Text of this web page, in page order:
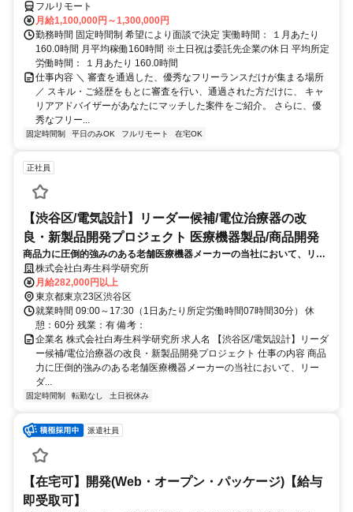
フルリモート
月給1,100,000円～1,300,000円
勤務時間 固定時間制 希望により面談で決定 実働時間： １月あたり
160.0時間 月平均稼働160時間 ※土日祝は委託先企業の休日 平均所定
労働時間： １月あたり 160.0時間
仕事内容 ＼ 審査を通過した、優秀なフリーランスだけが集まる場所
／ スキル・ご経歴をもとに審査を行い、通過された方だけに、 キャ
リアアドバイザーがあなたにマッチした案件をご紹介。 さらに、優
秀なフリー...
固定時間制 平日のみOK フルリモート 在宅OK
正社員
【渋谷区/電気設計】リーダー候補/電位治療器の改
良・新製品開発プロジェクト 医療機器製品/商品開発
商品力に圧倒的強みのある老舗医療機器メーカーの当社において、リー
ダー候補として自社が誇る製品「ヘルストロン」の改良だけでなく、ご
経験に応じて新たな製品の開発プロジェクトをお任せいたします。
株式会社白寿生科学研究所
月給282,000円以上
東京都東京23区渋谷区
就業時間 09:00～17:30（1日あたり所定労働時間07時間30分） 休
憩：60分 残業：有 備考：
企業名 株式会社白寿生科学研究所 求人名 【渋谷区/電気設計】リーダ
ー候補/電位治療器の改良・新製品開発プロジェクト 仕事の内容 商品
力に圧倒的強みのある老舗医療機器メーカーの当社において、リー
ダ...
固定時間制 転勤なし 土日祝休み
派遣社員
【在宅可】開発(Web・オープン・パッケージ)【給与
即受取可】